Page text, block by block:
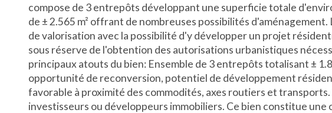
compose de 3 entrepôts développant une superficie totale
de ± 2.565 m² offrant de nombreuses possibilités
de valorisation avec la possibilité d'y développer un projet
sous réserve de l'obtention des autorisations urbanistiques
principaux atouts du bien: Ensemble de 3 entrepôts totalisant ±
opportunité de reconversion, potentiel de développement
favorable à proximité des commodités, axes routiers et
investisseurs ou développeurs immobiliers. Ce bien constitue une